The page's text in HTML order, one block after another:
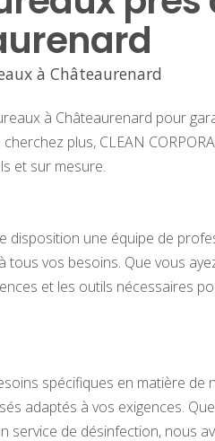
à Châteaurenard
à Châteaurenard pour
plus, CLEAN
et sur mesure.
disposition une équipe de
vos besoins. Que vous
et les outils nécessaires
spécifiques en matière de
adaptés à vos exigences.
service de désinfection, nous